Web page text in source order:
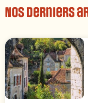
Nos derniers